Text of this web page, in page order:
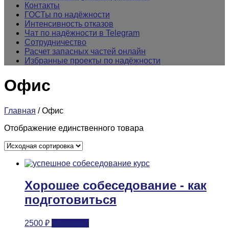
Контакты
ГОСТы по надёжности
Интенсивность отказов
Чат по надёжности в Telegram
Сотрудничество
Расчет запасных частей онлайн
Избранные проекты по надёжности
Офис
Главная / Офис
Отображение единственного товара
Хорошее собеседование - как
подготовиться
2500 ₽